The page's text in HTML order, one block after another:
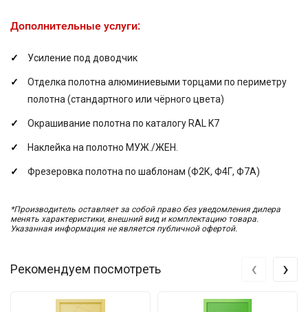
Дополнительные услуги:
Усиление под доводчик
Отделка полотна алюминиевыми торцами по периметру
полотна (стандартного или чёрного цвета)
Окрашивание полотна по каталогу RAL K7
Наклейка на полотно МУЖ./ЖЕН.
Фрезеровка полотна по шаблонам (Ф2К, Ф4Г, Ф7А)
*Производитель оставляет за собой право без уведомления дилера
менять характеристики, внешний вид и комплектацию товара.
Указанная информация не является публичной офертой.
Рекомендуем посмотреть ‹ ›